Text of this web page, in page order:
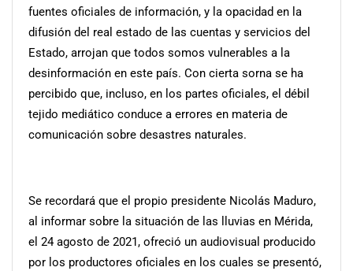
fuentes oficiales de información, y la opacidad en la
difusión del real estado de las cuentas y servicios del
Estado, arrojan que todos somos vulnerables a la
desinformación en este país. Con cierta sorna se ha
percibido que, incluso, en los partes oficiales, el débil
tejido mediático conduce a errores en materia de
comunicación sobre desastres naturales.
Se recordará que el propio presidente Nicolás Maduro,
al informar sobre la situación de las lluvias en Mérida,
el 24 agosto de 2021, ofreció un audiovisual producido
por los productores oficiales en los cuales se presentó,